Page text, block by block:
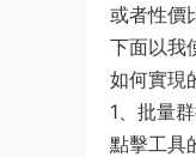
或者性價
下面以我
如何實現
1、批量
點擊工具